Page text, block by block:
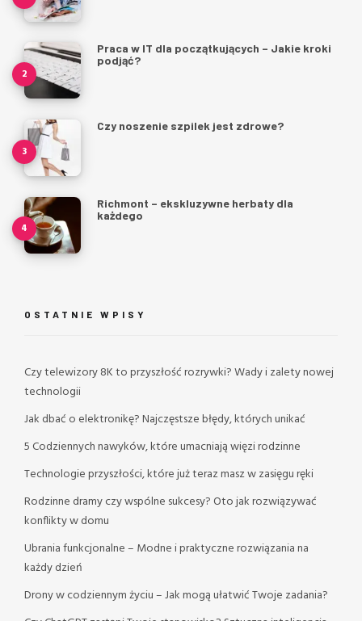
Praca w IT dla początkujących – Jakie kroki
podjąć?
Czy noszenie szpilek jest zdrowe?
Richmont – ekskluzywne herbaty dla
każdego
OSTATNIE WPISY
Czy telewizory 8K to przyszłość rozrywki? Wady i zalety nowej
technologii
Jak dbać o elektronikę? Najczęstsze błędy, których unikać
5 Codziennych nawyków, które umacniają więzi rodzinne
Technologie przyszłości, które już teraz masz w zasięgu ręki
Rodzinne dramy czy wspólne sukcesy? Oto jak rozwiązywać
konflikty w domu
Ubrania funkcjonalne – Modne i praktyczne rozwiązania na
każdy dzień
Drony w codziennym życiu – Jak mogą ułatwić Twoje zadania?